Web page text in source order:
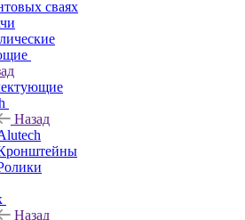
сваях
Назад
Назад